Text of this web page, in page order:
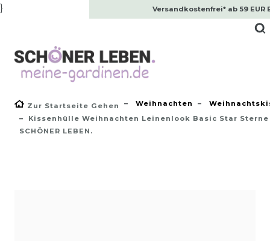
} Versandkostenfrei* ab 59 EUR
Zur Startseite Gehen Weihnachten
Kissenhülle Weihnachten Leinenlook Basic Star Sterne
SCHÖNER LEBEN.